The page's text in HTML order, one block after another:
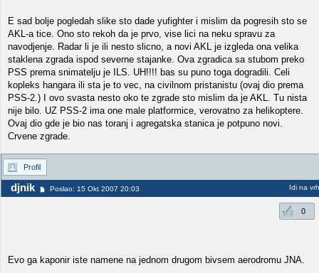
E sad bolje pogledah slike sto dade yufighter i mislim da pogresih sto se
AKL-a tice. Ono sto rekoh da je prvo, vise lici na neku spravu za
navodjenje. Radar li je ili nesto slicno, a novi AKL je izgleda ona velika
staklena zgrada ispod severne stajanke. Ova zgradica sa stubom preko
PSS prema snimatelju je ILS. UH!!!! bas su puno toga dogradili. Celi
kopleks hangara ili sta je to vec, na civilnom pristanistu (ovaj dio prema
PSS-2.) I ovo svasta nesto oko te zgrade sto mislim da je AKL. Tu nista
nije bilo. UZ PSS-2 ima one male platformice, verovatno za helikoptere.
Ovaj dio gde je bio nas toranj i agregatska stanica je potpuno novi.
Crvene zgrade.
Profil
djnik Poslao: 15 Okt 2007 20:03 Idi na vrh
0
Evo ga kaponir iste namene na jednom drugom bivsem aerodromu JNA.